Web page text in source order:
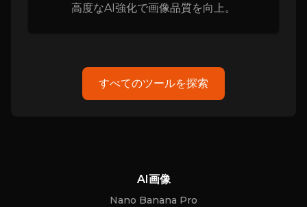
高度なAI強化で画像品質を向上。
すべてのツールを探索
AI画像
Nano Banana Pro